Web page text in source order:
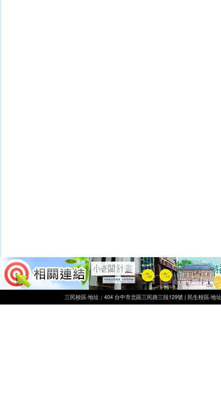
三民校區‧地址：404 台中市北區三民路三段129號 | 民生校區‧